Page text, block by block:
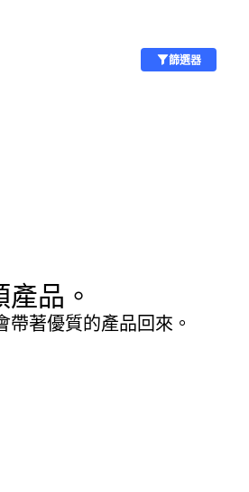
篩選器
品。
帶著優質的產品回來。